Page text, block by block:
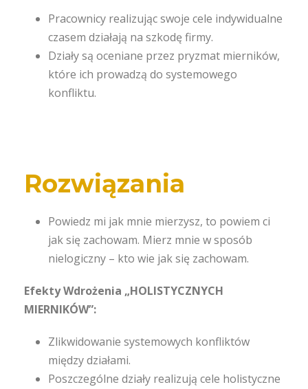
Pracownicy realizując swoje cele indywidualne
czasem działają na szkodę firmy.
Działy są oceniane przez pryzmat mierników,
które ich prowadzą do systemowego
konfliktu.
Rozwiązania
Powiedz mi jak mnie mierzysz, to powiem ci
jak się zachowam. Mierz mnie w sposób
nielogiczny – kto wie jak się zachowam.
Efekty Wdrożenia „HOLISTYCZNYCH
MIERNIKÓW”:
Zlikwidowanie systemowych konfliktów
między działami.
Poszczególne działy realizują cele holistyczne